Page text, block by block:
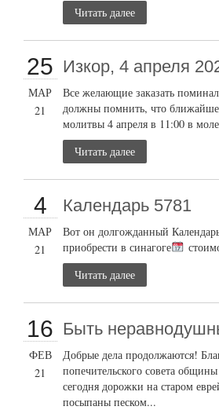
Читать далее
25
МАР
21
Изкор, 4 апреля
Все желающие заказать
должны помнить, что
молитвы 4 апреля в 11:00 в
Читать далее
4
МАР
21
Календарь 5781
Вот он долгожданный
приобрести в синагоге
Читать далее
16
ФЕВ
21
Быть
Добрые дела продолжаются!
попечительского совета
сегодня дорожки на старом
посыпаны песком...